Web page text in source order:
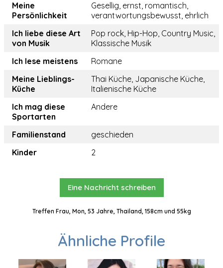
Meine
Persönlichkeit
Gesellig, ernst, romantisch,
verantwortungsbewusst, ehrlich
Ich liebe diese Art
von Musik
Pop rock, Hip-Hop, Country Music,
Klassische Musik
Ich lese meistens
Romane
Meine Lieblings-
Küche
Thai Küche, Japanische Küche,
Italienische Küche
Ich mag diese
Sportarten
Andere
Familienstand
geschieden
Kinder
2
Eine Nachricht schreiben
Treffen Frau, Mon, 53 Jahre, Thailand, 158cm und 55kg
Ähnliche Profile